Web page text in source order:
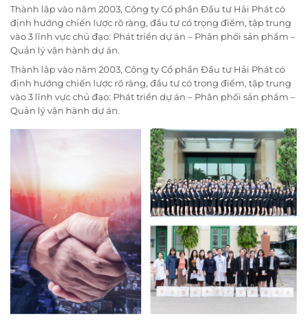
Thành lập vào năm 2003, Công ty Cổ phần Đầu tư Hải Phát có
định hướng chiến lược rõ ràng, đầu tư có trọng điểm, tập trung
vào 3 lĩnh vực chủ đạo: Phát triển dự án – Phân phối sản phẩm –
Quản lý vận hành dự án.
Thành lập vào năm 2003, Công ty Cổ phần Đầu tư Hải Phát có
định hướng chiến lược rõ ràng, đầu tư có trọng điểm, tập trung
vào 3 lĩnh vực chủ đạo: Phát triển dự án – Phân phối sản phẩm –
Quản lý vận hành dự án.